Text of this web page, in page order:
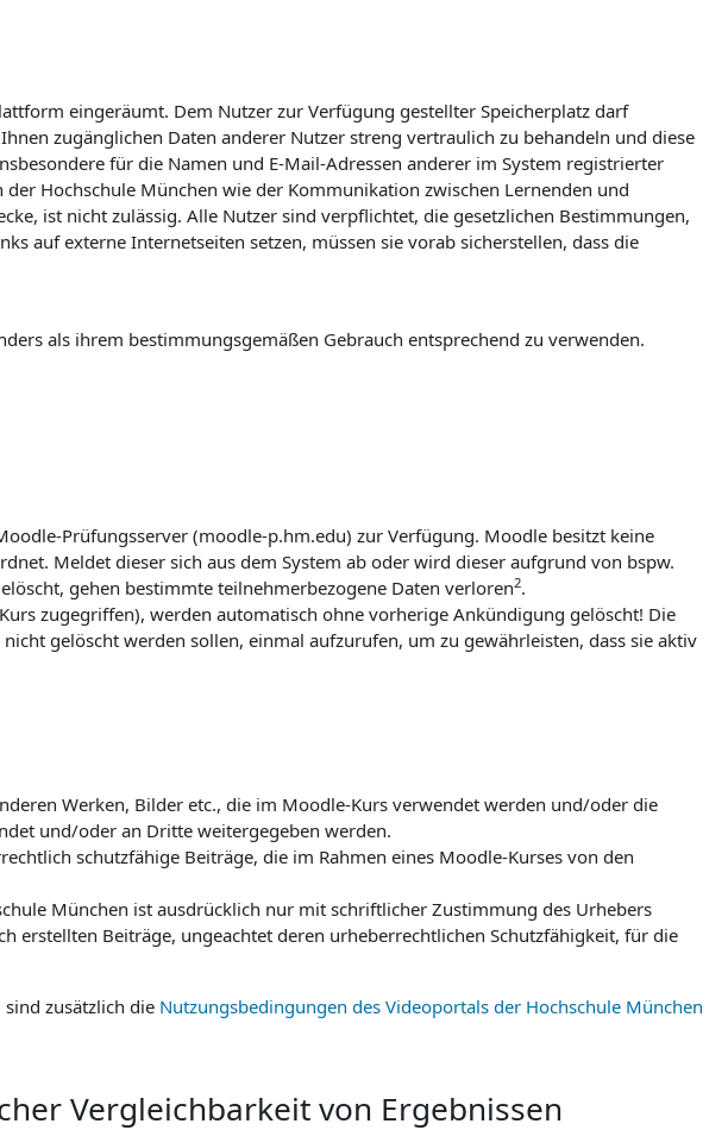
eingeräumt. Dem Nutzer zur Verfügung gestellter Speicherplatz darf
zugänglichen Daten anderer Nutzer streng vertraulich zu behandeln und diese
für die Namen und E-Mail-Adressen anderer im System registrierter
Hochschule München wie der Kommunikation zwischen Lernenden und
ist nicht zulässig. Alle Nutzer sind verpflichtet, die gesetzlichen Bestimmungen,
auf externe Internetseiten setzen, müssen sie vorab sicherstellen, dass die
als ihrem bestimmungsgemäßen Gebrauch entsprechend zu verwenden.
Prüfungsserver (moodle-p.hm.edu) zur Verfügung. Moodle besitzt keine
Meldet dieser sich aus dem System ab oder wird dieser aufgrund von bspw.
gehen bestimmte teilnehmerbezogene Daten verloren2.
zugegriffen), werden automatisch ohne vorherige Ankündigung gelöscht! Die
gelöscht werden sollen, einmal aufzurufen, um zu gewährleisten, dass sie aktiv
Werken, Bilder etc., die im Moodle-Kurs verwendet werden und/oder die
und/oder an Dritte weitergegeben werden.
schutzfähige Beiträge, die im Rahmen eines Moodle-Kurses von den
München ist ausdrücklich nur mit schriftlicher Zustimmung des Urhebers
erstellten Beiträge, ungeachtet deren urheberrechtlichen Schutzfähigkeit, für die
zusätzlich die Nutzungsbedingungen des Videoportals der Hochschule München
Vergleichbarkeit von Ergebnissen